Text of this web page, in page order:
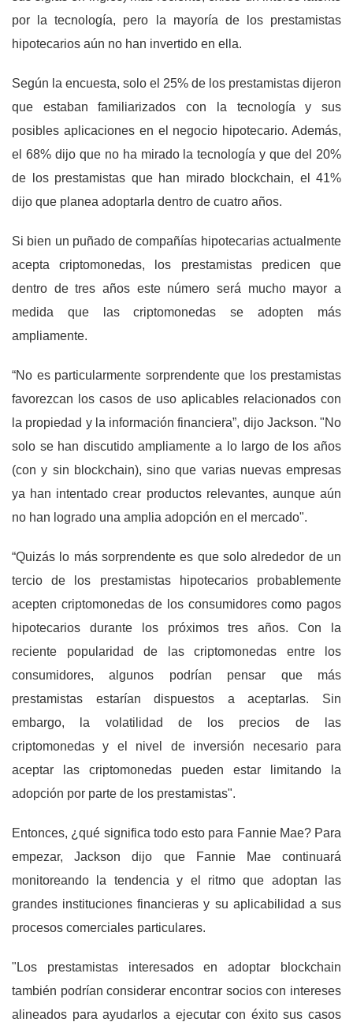
por la tecnología, pero la mayoría de los prestamistas
hipotecarios aún no han invertido en ella.
Según la encuesta, solo el 25% de los prestamistas dijeron
que estaban familiarizados con la tecnología y sus
posibles aplicaciones en el negocio hipotecario. Además,
el 68% dijo que no ha mirado la tecnología y que del 20%
de los prestamistas que han mirado blockchain, el 41%
dijo que planea adoptarla dentro de cuatro años.
Si bien un puñado de compañías hipotecarias actualmente
acepta criptomonedas, los prestamistas predicen que
dentro de tres años este número será mucho mayor a
medida que las criptomonedas se adopten más
ampliamente.
“No es particularmente sorprendente que los prestamistas
favorezcan los casos de uso aplicables relacionados con
la propiedad y la información financiera”, dijo Jackson. "No
solo se han discutido ampliamente a lo largo de los años
(con y sin blockchain), sino que varias nuevas empresas
ya han intentado crear productos relevantes, aunque aún
no han logrado una amplia adopción en el mercado".
“Quizás lo más sorprendente es que solo alrededor de un
tercio de los prestamistas hipotecarios probablemente
acepten criptomonedas de los consumidores como pagos
hipotecarios durante los próximos tres años. Con la
reciente popularidad de las criptomonedas entre los
consumidores, algunos podrían pensar que más
prestamistas estarían dispuestos a aceptarlas. Sin
embargo, la volatilidad de los precios de las
criptomonedas y el nivel de inversión necesario para
aceptar las criptomonedas pueden estar limitando la
adopción por parte de los prestamistas".
Entonces, ¿qué significa todo esto para Fannie Mae? Para
empezar, Jackson dijo que Fannie Mae continuará
monitoreando la tendencia y el ritmo que adoptan las
grandes instituciones financieras y su aplicabilidad a sus
procesos comerciales particulares.
"Los prestamistas interesados ​​en adoptar blockchain
también podrían considerar encontrar socios con intereses
alineados para ayudarlos a ejecutar con éxito sus casos